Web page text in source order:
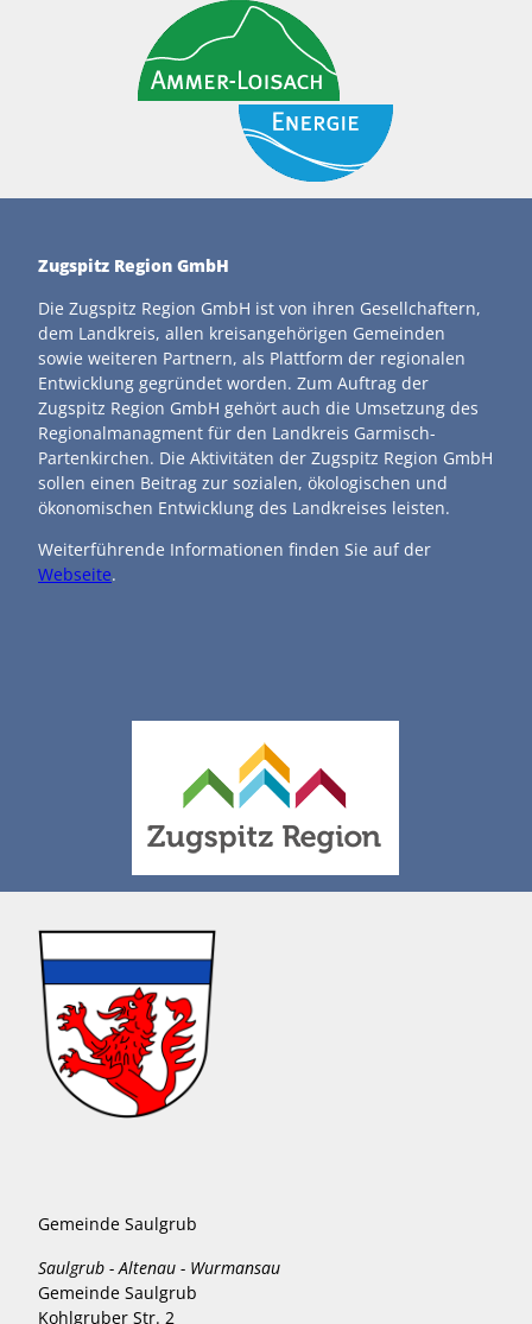
Zugspitz Region GmbH
Die Zugspitz Region GmbH ist von ihren Gesellchaftern,
dem Landkreis, allen kreisangehörigen Gemeinden
sowie weiteren Partnern, als Plattform der regionalen
Entwicklung gegründet worden. Zum Auftrag der
Zugspitz Region GmbH gehört auch die Umsetzung des
Regionalmanagment für den Landkreis Garmisch-
Partenkirchen. Die Aktivitäten der Zugspitz Region GmbH
sollen einen Beitrag zur sozialen, ökologischen und
ökonomischen Entwicklung des Landkreises leisten.
Weiterführende Informationen finden Sie auf der
Webseite.
Gemeinde Saulgrub
Saulgrub - Altenau - Wurmansau
Gemeinde Saulgrub
Kohlgruber Str. 2